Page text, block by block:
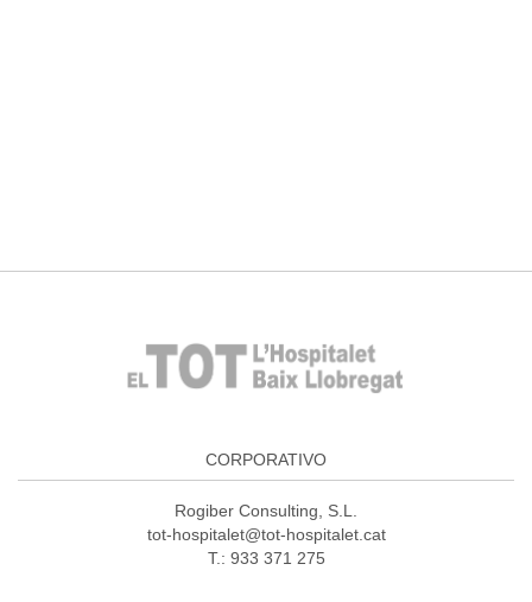
CORPORATIVO
Rogiber Consulting, S.L.
tot-hospitalet@tot-hospitalet.cat
T.: 933 371 275